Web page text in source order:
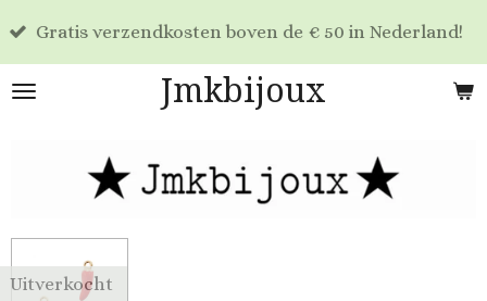
Ga
de
Jmkbijoux
verzendkosten boven de € 50 in Nederland!
Uitverkocht